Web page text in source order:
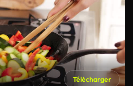
Télécharger